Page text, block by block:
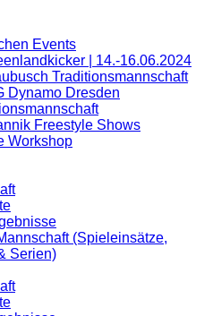
Events
| 14.-16.06.2024
Traditionsmannschaft
Dynamo Dresden
Freestyle Shows
Workshop
(Spieleinsätze,
Serien)